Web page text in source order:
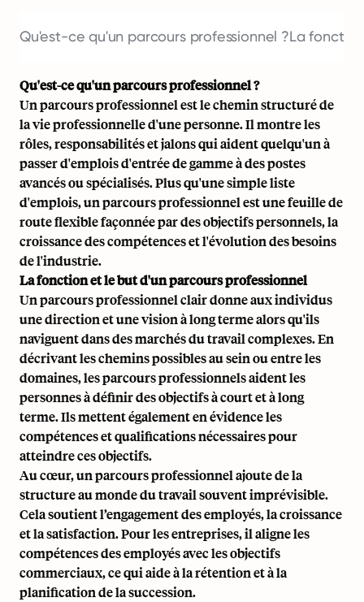
Qu'est-ce qu'un parcours professionnel ?La
Qu'est-ce qu'un parcours professionnel ?
Un parcours professionnel est le chemin structuré de
la vie professionnelle d'une personne. Il montre les
rôles, responsabilités et jalons qui aident quelqu'un à
passer d'emplois d'entrée de gamme à des postes
avancés ou spécialisés. Plus qu'une simple liste
d'emplois, un parcours professionnel est une feuille de
route flexible façonnée par des objectifs personnels, la
croissance des compétences et l'évolution des besoins
de l'industrie.
La fonction et le but d'un parcours professionnel
Un parcours professionnel clair donne aux individus
une direction et une vision à long terme alors qu'ils
naviguent dans des marchés du travail complexes. En
décrivant les chemins possibles au sein ou entre les
domaines, les parcours professionnels aident les
personnes à définir des objectifs à court et à long
terme. Ils mettent également en évidence les
compétences et qualifications nécessaires pour
atteindre ces objectifs.
Au cœur, un parcours professionnel ajoute de la
structure au monde du travail souvent imprévisible.
Cela soutientl’engagement des employés, la croissance
et la satisfaction. Pour les entreprises, il aligne les
compétences des employés avec les objectifs
commerciaux, ce qui aide à la rétention et à la
planification de la succession.